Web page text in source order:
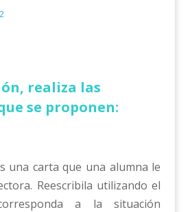
realiza las
se proponen:
una carta que una alumna le
Reescribila utilizando el
a la situación